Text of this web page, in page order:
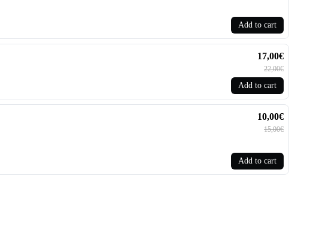
Add to cart
17,00€
22,00€
Add to cart
10,00€
15,00€
Add to cart